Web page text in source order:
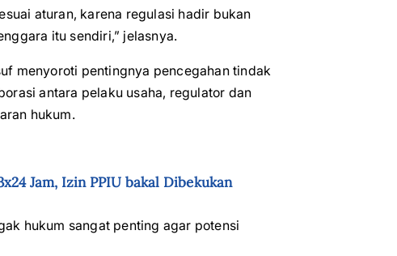
aturan, karena regulasi hadir bukan
itu sendiri,” jelasnya.
menyoroti pentingnya pencegahan tindak
antara pelaku usaha, regulator dan
hukum.
Jam, Izin PPIU bakal Dibekukan
hukum sangat penting agar potensi